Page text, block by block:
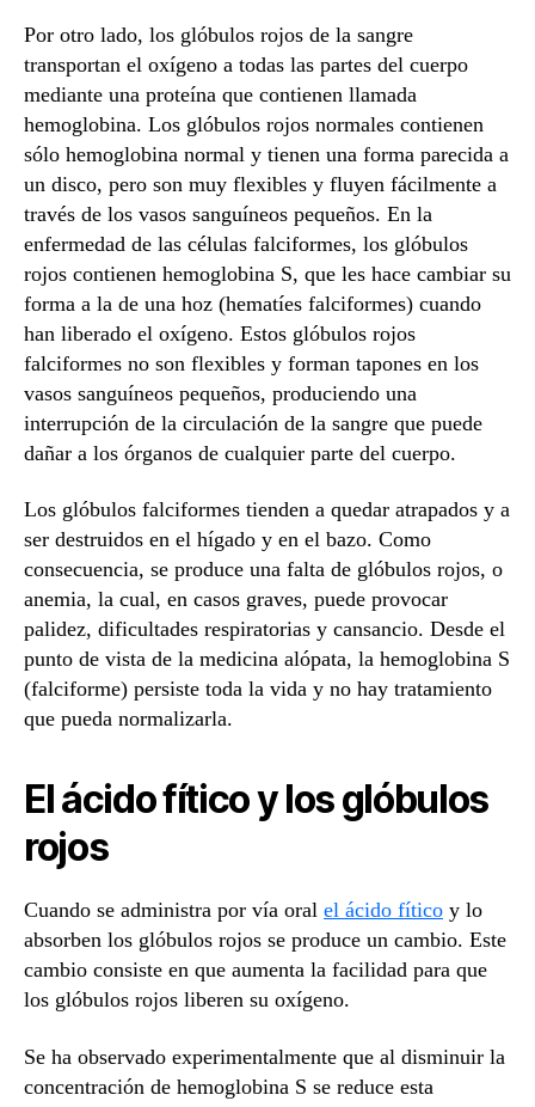
Por otro lado, los glóbulos rojos de la sangre
transportan el oxígeno a todas las partes del cuerpo
mediante una proteína que contienen llamada
hemoglobina. Los glóbulos rojos normales contienen
sólo hemoglobina normal y tienen una forma parecida a
un disco, pero son muy flexibles y fluyen fácilmente a
través de los vasos sanguíneos pequeños. En la
enfermedad de las células falciformes, los glóbulos
rojos contienen hemoglobina S, que les hace cambiar su
forma a la de una hoz (hematíes falciformes) cuando
han liberado el oxígeno. Estos glóbulos rojos
falciformes no son flexibles y forman tapones en los
vasos sanguíneos pequeños, produciendo una
interrupción de la circulación de la sangre que puede
dañar a los órganos de cualquier parte del cuerpo.
Los glóbulos falciformes tienden a quedar atrapados y a
ser destruidos en el hígado y en el bazo. Como
consecuencia, se produce una falta de glóbulos rojos, o
anemia, la cual, en casos graves, puede provocar
palidez, dificultades respiratorias y cansancio. Desde el
punto de vista de la medicina alópata, la hemoglobina S
(falciforme) persiste toda la vida y no hay tratamiento
que pueda normalizarla.
El ácido fítico y los glóbulos
rojos
Cuando se administra por vía oral el ácido fítico y lo
absorben los glóbulos rojos se produce un cambio. Este
cambio consiste en que aumenta la facilidad para que
los glóbulos rojos liberen su oxígeno.
Se ha observado experimentalmente que al disminuir la
concentración de hemoglobina S se reduce esta